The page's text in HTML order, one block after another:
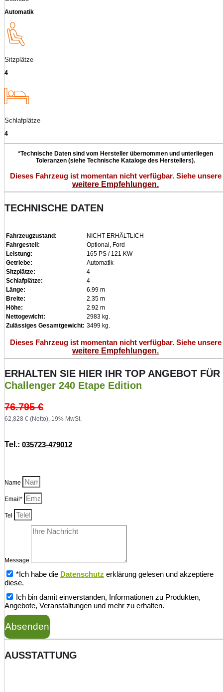
Automatik
Sitzplätze
4
Schlafplätze
4
*Technische Daten sind vom Hersteller übernommen und unterliegen
Toleranzen (siehe Technische Kataloge des Herstellers).
Dieses Fahrzeug ist momentan nicht verfügbar. Siehe unsere
weitere Empfehlungen.
TECHNISCHE DATEN
Fahrzeugzustand:
NICHT ERHÄLTLICH
Fahrgestell:
Optional, Ford
Leistung:
165 PS / 121 KW
Getriebe:
Automatik
Sitzplätze:
4
Schlafplätze:
4
Länge:
6.99 m
Breite:
2.35 m
Höhe:
2.92 m
Nettogewicht:
2983 kg.
Zulässiges Gesamtgewicht: 3499 kg.
Dieses Fahrzeug ist momentan nicht verfügbar. Siehe unsere
weitere Empfehlungen.
ERHALTEN SIE HIER IHR TOP ANGEBOT FÜR
Challenger 240 Etape Edition
76.795€
62,828 € (Netto), 19% MwSt.
Tel.: 035723-479012
Name
Email*
Tel
Message
*Ich habe die Datenschutz erklärung gelesen und akzeptiere
diese.
Ich bin damit einverstanden, Informationen zu Produkten,
Angebote, Veranstaltungen und mehr zu erhalten.
Absenden
AUSSTATTUNG